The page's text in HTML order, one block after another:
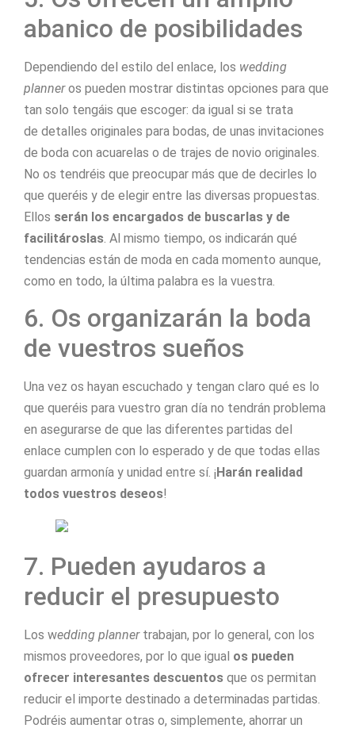
abanico de posibilidades
Dependiendo del estilo del enlace, los wedding
planneros pueden mostrar distintas opciones para que
tan solo tengáis que escoger: da igual si se trata
de detalles originales para bodas, de unas invitaciones
de boda con acuarelas o de trajes de novio originales.
No os tendréis que preocupar más que de decirles lo
que queréis y de elegir entre las diversas propuestas.
Ellos serán los encargados de buscarlas y de
facilitároslas . Al mismo tiempo, os indicarán qué
tendencias están de moda en cada momento aunque,
como en todo, la última palabra es la vuestra.
6. Os organizarán la boda
de vuestros sueños
Una vez os hayan escuchado y tengan claro qué es lo
que queréis para vuestro gran día no tendrán problema
en asegurarse de que las diferentes partidas del
enlace cumplen con lo esperado y de que todas ellas
guardan armonía y unidad entre sí. ¡ Harán realidad
todos vuestros deseos!
7. Pueden ayudaros a
reducir el presupuesto
Los wedding plannertrabajan, por lo general, con los
mismos proveedores, por lo que igual os pueden
ofrecer interesantes descuentos que os permitan
reducir el importe destinado a determinadas partidas.
Podréis aumentar otras o, simplemente, ahorrar un